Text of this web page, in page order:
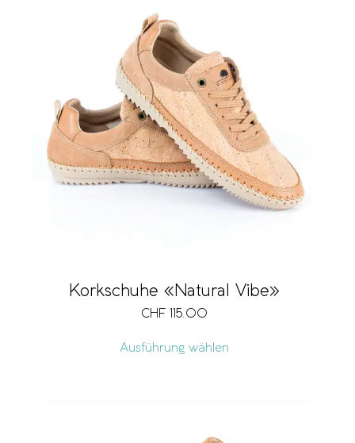
Korkschuhe «Natural Vibe»
CHF 115.00
Ausführung wählen